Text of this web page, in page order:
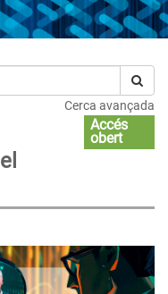
Cerca avançada
Accés
obert